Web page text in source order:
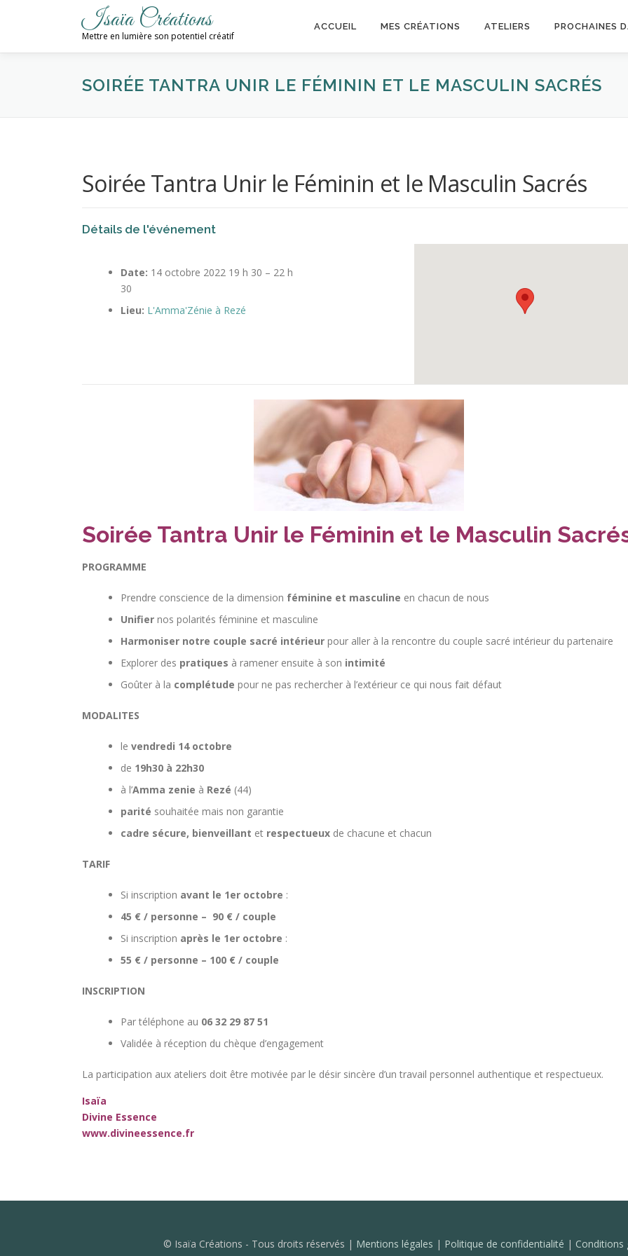
Isaïa Créations
Mettre en lumière son potentiel créatif
ACCUEIL MES CRÉATIONS ATELIERS PROCHAINES
SOIRÉE TANTRA UNIR LE FÉMININ ET LE MASCULIN SACRÉS
Soirée Tantra Unir le Féminin et le Masculin Sacrés
Détails de l'événement
Date: 14 octobre 2022 19 h 30 – 22 h
30
Lieu: L'Amma'Zénie à Rezé
Soirée Tantra Unir le Féminin et le Masculin
PROGRAMME
Prendre conscience de la dimension féminine et masculine en chacun de nous
Unifier nos polarités féminine et masculine
Harmoniser notre couple sacré intérieur pour aller à la rencontre du couple sacré intérieur du partenaire
Explorer des pratiques à ramener ensuite à son intimité
Goûter à la complétude pour ne pas rechercher à l’extérieur ce qui nous fait défaut
MODALITES
le vendredi 14 octobre
de 19h30 à 22h30
à l’Amma zenie à Rezé (44)
parité souhaitée mais non garantie
cadre sécure, bienveillant et respectueux de chacune et chacun
TARIF
Si inscription avant le 1er octobre :
45 € / personne – 90 € / couple
Si inscription après le 1er octobre :
55 € / personne – 100 € / couple
INSCRIPTION
Par téléphone au 06 32 29 87 51
Validée à réception du chèque d’engagement
La participation aux ateliers doit être motivée par le désir sincère d’un travail personnel authentique et respectueux.
Isaïa
Divine Essence
www.divineessence.fr
© Isaïa Créations - Tous droits réservés | Mentions légales | Politique de confidentialité | Conditions